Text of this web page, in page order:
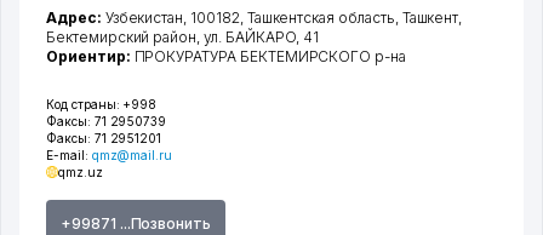
Код страны: +998
Факсы: 71 2950739
Факсы: 71 2951201
E-mail: qmz@mail.ru
qmz.uz
+99871 ...Позвонить
Адрес: Узбекистан, 100182, Ташкентская область, Ташкент,
Бектемирский район,ул. БАЙКАРО, 41
Ориентир: ПРОКУРАТУРА БЕКТЕМИРСКОГО р-на